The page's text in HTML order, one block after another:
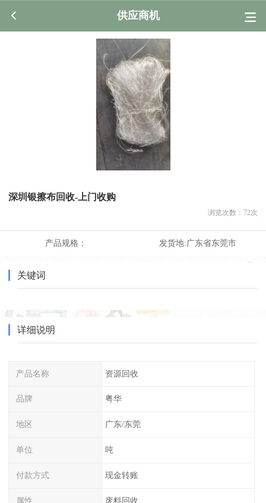
供应商机
深圳银擦布回收-上门收购
浏览次数： 72次
产品规格： 发货地:广东省东莞市
关键词
详细说明
产品名称 资源回收
品牌 粤华
地区 广东/东莞
单位 吨
付款方式 现金转账
属性 废料回收